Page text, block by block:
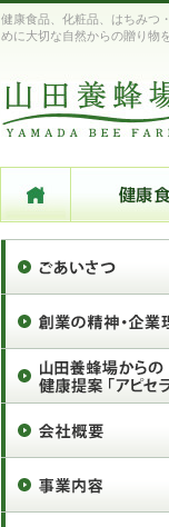
健康食品、化粧品、はちみつ
めに大切な自然からの贈り物